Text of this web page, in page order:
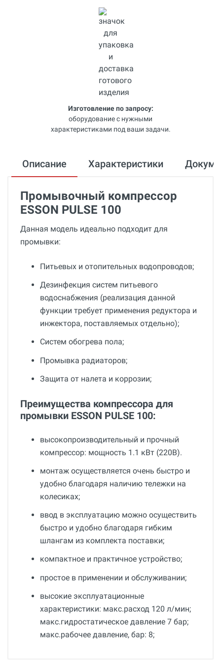
Изготовление по запросу:
оборудование с нужными
характеристиками под ваши задачи.
Описание Характеристики
Промывочный компрессор
ESSON PULSE 100
Данная модель идеально подходит для
промывки:
Питьевых и отопительных водопроводов;
Дезинфекция систем питьевого
водоснабжения (реализация данной
функции требует применения редуктора и
инжектора, поставляемых отдельно);
Систем обогрева пола;
Промывка радиаторов;
Защита от налета и коррозии;
Преимущества компрессора для
промывки ESSON PULSE 100:
высокопроизводительный и прочный
компрессор: мощность 1.1 кВт (220В).
монтаж осуществляется очень быстро и
удобно благодаря наличию тележки на
колесиках;
ввод в эксплуатацию можно осуществить
быстро и удобно благодаря гибким
шлангам из комплекта поставки;
компактное и практичное устройство;
простое в применении и обслуживании;
высокие эксплуатационные
характеристики: макс.расход 120 л/мин;
макс.гидростатическое давление 7 бар;
макс.рабочее давление, бар: 8;